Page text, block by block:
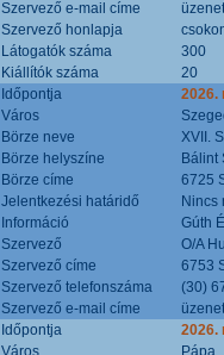
Szervező e-mail címe
Szervező honlapja
Látogatók száma
300
Kiállítók száma
20
Időpontja
2026.
Város
Börze neve
XVII.
Börze helyszíne
Bálint
Börze címe
6725
Jelentkezési határidő
Nincs
Információ
Gúth
Szervező
O/A
Szervező címe
6753
Szervező telefonszáma
(30)
Szervező e-mail címe
Időpontja
2026.
Város
Pápa